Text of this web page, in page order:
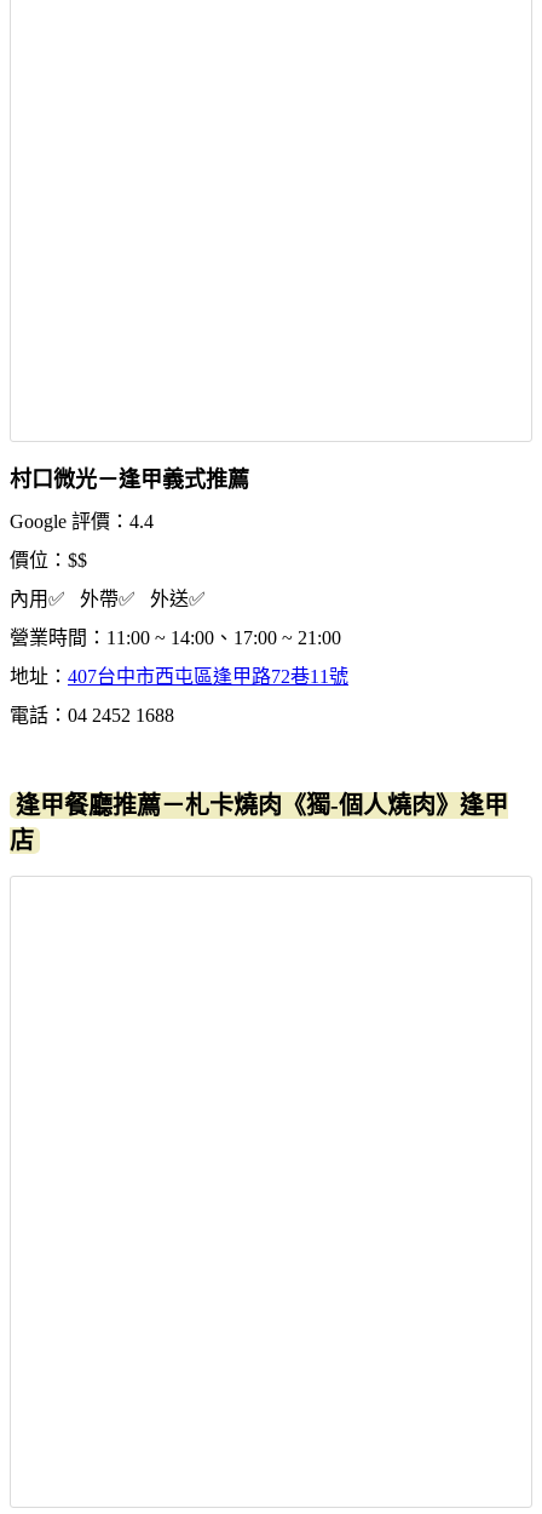
村口微光－逢甲義式推薦
Google 評價：4.4
價位：$$
內用✅ 外帶✅ 外送✅
營業時間：11:00 ~ 14:00、17:00 ~ 21:00
地址： 407台中市西屯區逢甲路72巷11號
電話：04 2452 1688
逢甲餐廳推薦－札卡燒肉《獨-個人燒肉》逢甲
店